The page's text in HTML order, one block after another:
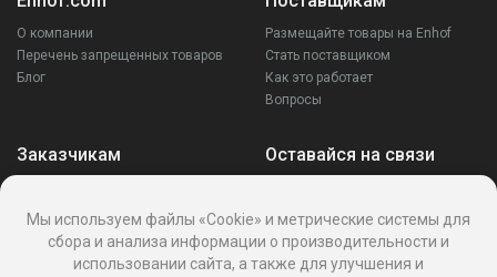
О компании
Перечень запрещенных товаров
Блог
Размещайте товары на Enhof
Стать поставщиком
Как это работает
Вопросы
Заказчикам
Ваши запросы
Написать поставщику
Оставайся на связи
Мы используем файлы «Cookie» и метрические системы для
сбора и анализа информации о производительности и
использовании сайта, а также для улучшения и